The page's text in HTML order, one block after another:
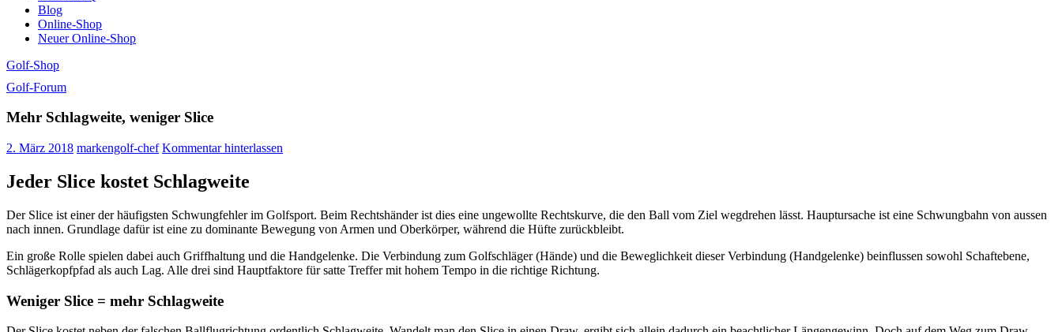
Blog
Online-Shop
Neuer Online-Shop
Golf-Shop
Golf-Forum
Mehr Schlagweite, weniger Slice
2. März 2018 markengolf-chef Kommentar hinterlassen
Jeder Slice kostet Schlagweite
Der Slice ist einer der häufigsten Schwungfehler im Golfsport. Beim Rechtshänder ist dies eine ungewollte Rechtskurve, die den Ball vom Ziel wegdrehen lässt. Hauptursache ist eine Schwungbahn von aussen
nach innen. Grundlage dafür ist eine zu dominante Bewegung von Armen und Oberkörper, während die Hüfte zurückbleibt.
Ein große Rolle spielen dabei auch Griffhaltung und die Handgelenke. Die Verbindung zum Golfschläger (Hände) und die Beweglichkeit dieser Verbindung (Handgelenke) beinflussen sowohl Schaftebene,
Schlägerkopfpfad als auch Lag. Alle drei sind Hauptfaktore für satte Treffer mit hohem Tempo in die richtige Richtung.
Weniger Slice = mehr Schlagweite